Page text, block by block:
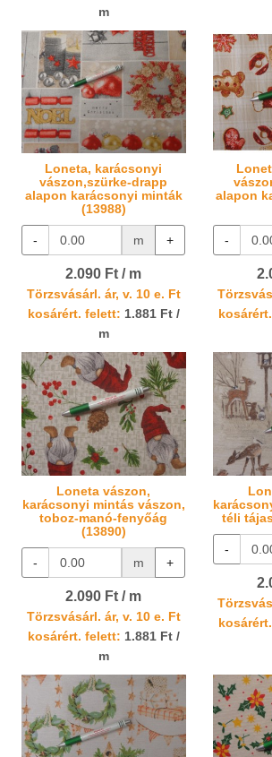
m
Loneta, karácsonyi
vászon,szürke-drapp
alapon karácsonyi minták
(13988)
- m +
2.090 Ft / m
Törzsvásárl. ár, v. 10 e. Ft
kosárért. felett: 1.881 Ft /
m
alapon
-
Loneta vászon,
karácsonyi mintás vászon,
toboz-manó-fenyőág
(13890)
- m +
2.090 Ft / m
Törzsvásárl. ár, v. 10 e. Ft
kosárért. felett: 1.881 Ft /
m
téli
-